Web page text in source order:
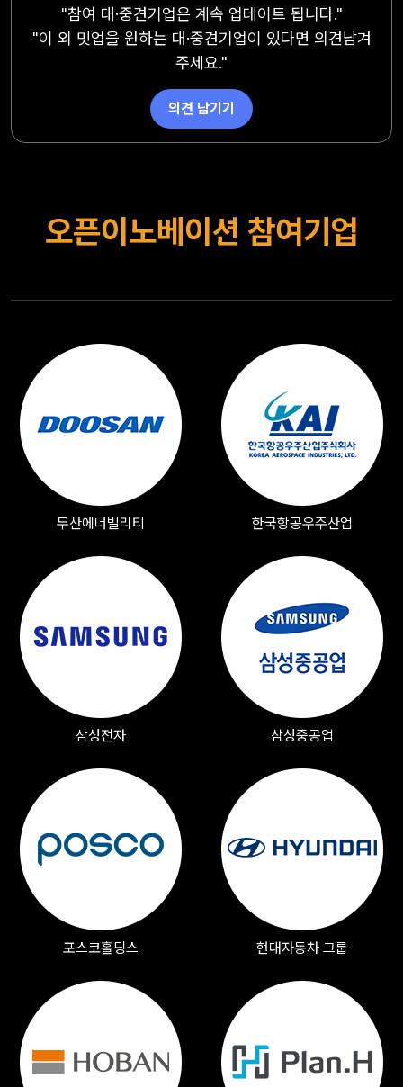
"참여 대·중견기업은 계속 업데이트 됩니다."
"이 외 밋업을 원하는 대·중견기업이 있다면 의견남겨
주세요."
의견 남기기
오픈이노베이션 참여기업
두산에너빌리티 한국항공우주산업
삼성전자 삼성중공업
포스코홀딩스 현대자동차 그룹